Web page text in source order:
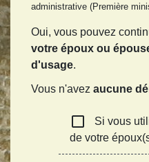
administrative (Première
Oui, vous pouvez
votre époux ou
d'usage.
Vous n'avez aucune
check_box_outline_blank
Si vous
de votre